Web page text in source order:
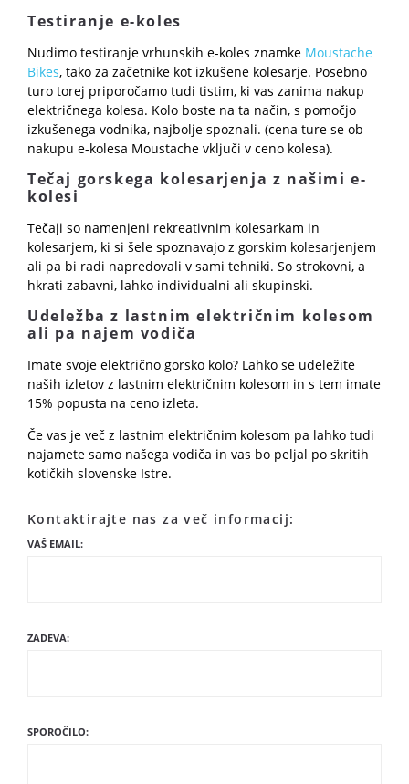
Testiranje e-koles
Nudimo testiranje vrhunskih e-koles znamke Moustache
Bikes, tako za začetnike kot izkušene kolesarje. Posebno
turo torej priporočamo tudi tistim, ki vas zanima nakup
električnega kolesa. Kolo boste na ta način, s pomočjo
izkušenega vodnika, najbolje spoznali. (cena ture se ob
nakupu e-kolesa Moustache vključi v ceno kolesa).
Tečaj gorskega kolesarjenja z našimi e-
kolesi
Tečaji so namenjeni rekreativnim kolesarkam in
kolesarjem, ki si šele spoznavajo z gorskim kolesarjenjem
ali pa bi radi napredovali v sami tehniki. So strokovni, a
hkrati zabavni, lahko individualni ali skupinski.
Udeležba z lastnim električnim kolesom
ali pa najem vodiča
Imate svoje električno gorsko kolo? Lahko se udeležite
naših izletov z lastnim električnim kolesom in s tem imate
15% popusta na ceno izleta.
Če vas je več z lastnim električnim kolesom pa lahko tudi
najamete samo našega vodiča in vas bo peljal po skritih
kotičkih slovenske Istre.
Kontaktirajte nas za več informacij:
VAŠ EMAIL:
ZADEVA:
SPOROČILO: